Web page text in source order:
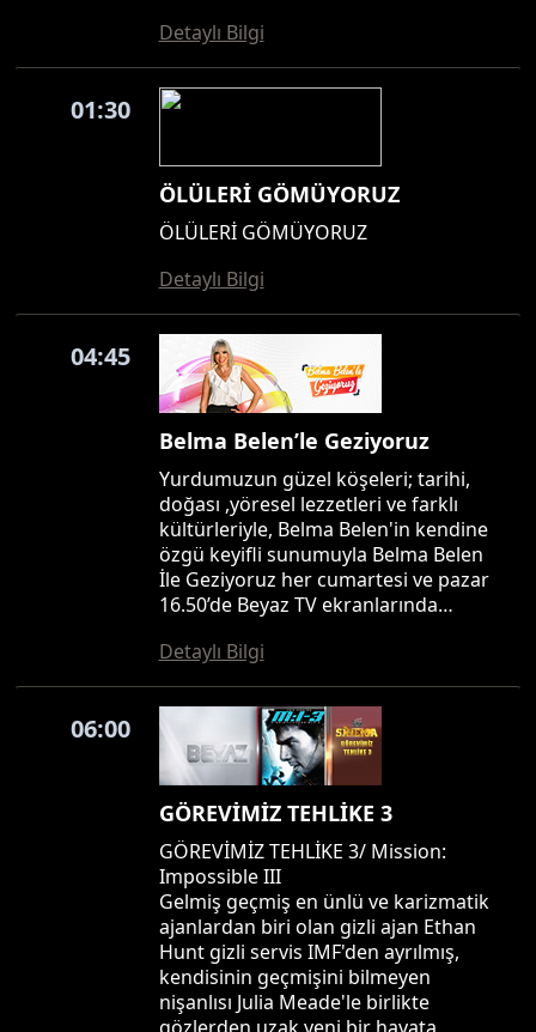
Detaylı Bilgi
01:30
ÖLÜLERİ GÖMÜYORUZ
ÖLÜLERİ GÖMÜYORUZ
Detaylı Bilgi
04:45
Belma Belen’le Geziyoruz
Yurdumuzun güzel köşeleri; tarihi,
doğası ,yöresel lezzetleri ve farklı
kültürleriyle, Belma Belen'in kendine
özgü keyifli sunumuyla Belma Belen
İle Geziyoruz her cumartesi ve pazar
16.50’de Beyaz TV ekranlarında…
Detaylı Bilgi
06:00
GÖREVİMİZ TEHLİKE 3
GÖREVİMİZ TEHLİKE 3/ Mission:
Impossible III
Gelmiş geçmiş en ünlü ve karizmatik
ajanlardan biri olan gizli ajan Ethan
Hunt gizli servis IMF'den ayrılmış,
kendisinin geçmişini bilmeyen
nişanlısı Julia Meade'le birlikte